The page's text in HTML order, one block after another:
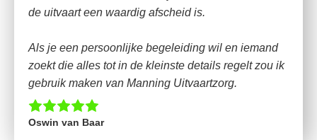
de uitvaart een waardig afscheid is.
Als je een persoonlijke begeleiding wil en iemand
zoekt die alles tot in de kleinste details regelt zou ik
gebruik maken van Manning Uitvaartzorg.
Oswin van Baar